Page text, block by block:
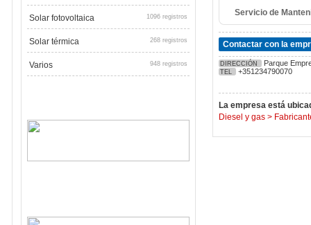
Solar fotovoltaica 1096 registros
Solar térmica 268 registros
Varios 948 registros
Servicio de
Contactar con la
DIRECCIÓN Parque
TEL +351234790070
La empresa está
Diesel y gas >